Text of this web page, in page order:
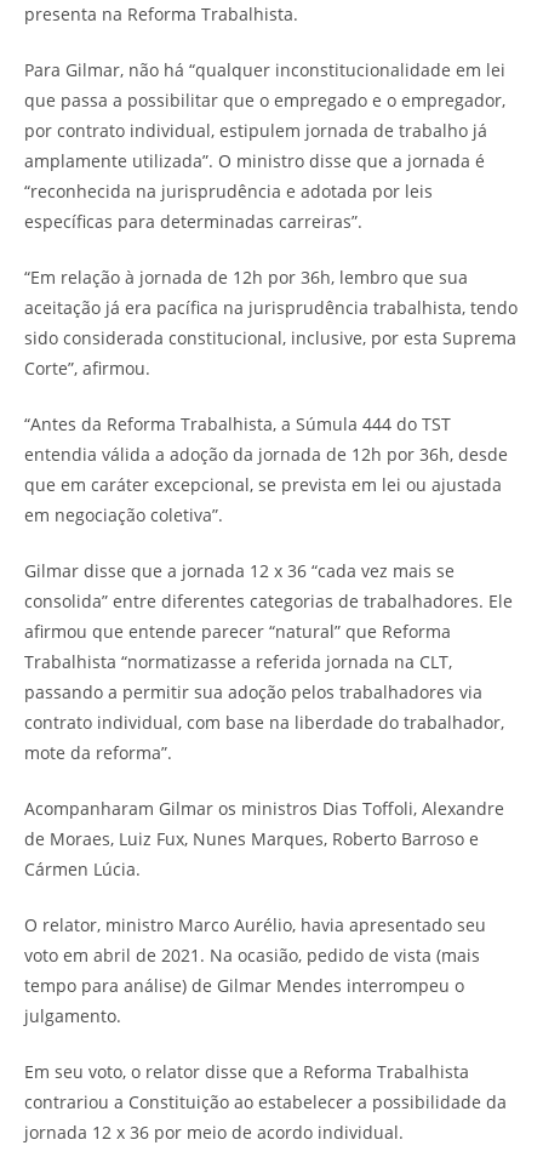
presenta na Reforma Trabalhista.
Para Gilmar, não há “qualquer inconstitucionalidade em lei
que passa a possibilitar que o empregado e o empregador,
por contrato individual, estipulem jornada de trabalho já
amplamente utilizada”. O ministro disse que a jornada é
“reconhecida na jurisprudência e adotada por leis
específicas para determinadas carreiras”.
“Em relação à jornada de 12h por 36h, lembro que sua
aceitação já era pacífica na jurisprudência trabalhista, tendo
sido considerada constitucional, inclusive, por esta Suprema
Corte”, afirmou.
“Antes da Reforma Trabalhista, a Súmula 444 do TST
entendia válida a adoção da jornada de 12h por 36h, desde
que em caráter excepcional, se prevista em lei ou ajustada
em negociação coletiva”.
Gilmar disse que a jornada 12 x 36 “cada vez mais se
consolida” entre diferentes categorias de trabalhadores. Ele
afirmou que entende parecer “natural” que Reforma
Trabalhista “normatizasse a referida jornada na CLT,
passando a permitir sua adoção pelos trabalhadores via
contrato individual, com base na liberdade do trabalhador,
mote da reforma”.
Acompanharam Gilmar os ministros Dias Toffoli, Alexandre
de Moraes, Luiz Fux, Nunes Marques, Roberto Barroso e
Cármen Lúcia.
O relator, ministro Marco Aurélio, havia apresentado seu
voto em abril de 2021. Na ocasião, pedido de vista (mais
tempo para análise) de Gilmar Mendes interrompeu o
julgamento.
Em seu voto, o relator disse que a Reforma Trabalhista
contrariou a Constituição ao estabelecer a possibilidade da
jornada 12 x 36 por meio de acordo individual.